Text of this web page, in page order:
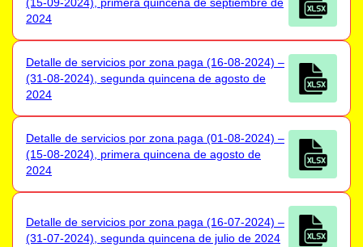
2024
Detalle de servicios por zona paga (16-08-2024) –
(31-08-2024), segunda quincena de agosto de
2024
Detalle de servicios por zona paga (01-08-2024) –
(15-08-2024), primera quincena de agosto de
2024
Detalle de servicios por zona paga (16-07-2024) –
(31-07-2024), segunda quincena de julio de 2024